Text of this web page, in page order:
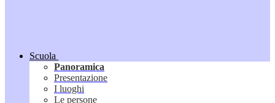
Scuola
Panoramica
Presentazione
I luoghi
Le persone